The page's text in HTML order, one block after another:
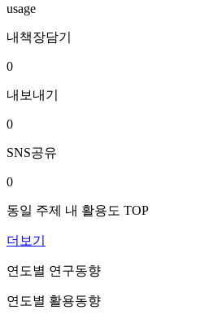
usage
내책장담기
0
내보내기
0
SNS공유
0
동일 주제 내 활용도 TOP
더보기
연도별 연구동향
연도별 활용동향